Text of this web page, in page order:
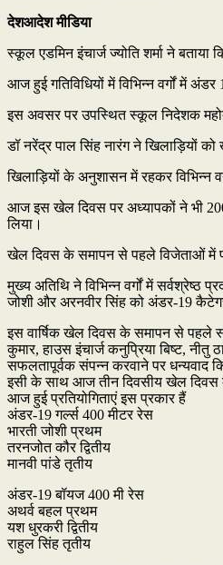
देशआदेश मीडिया
स्कूल एडमिन इंचार्ज ज्योति शर्मा ने
आज हुई गतिविधियों में विभिन्न वर्गों में
इस अवसर पर उपस्थित स्कूल निदेशक
डॉ नरेंद्र पाल सिंह नारंग ने खिलाड़ियों
खिलाड़ियों के अनुशासन में रहकर विभिन्न
आज इस खेल दिवस पर अध्यापकों ने भी
लिया।
खेल दिवस के समापन से पहले विजेताओं में
मुख्य अतिथि ने विभिन्न वर्गों में
जोशी और अरनवीर सिंह को अंडर-19
इस वार्षिक खेल दिवस के समापन से पहले
कुमार, हाउस इंचार्ज कनुप्रिया बिष्ट,
सफलतापूर्वक संपन्न करवाने पर धन्यवाद
इसी के साथ आज तीन दिवसीय खेल दिवस
आज हुई प्रतियोगिताएं इस प्रकार हैं
अंडर-19 गर्ल्स 400 मीटर रेस
भारती जोशी प्रथम
तरनजोत कौर द्वितीय
मानवी पांडे तृतीय
अंडर-19 बॉयज 400 मी रेस
अथर्व बहल प्रथम
यश धुरकरी द्वितीय
राहुल सिंह तृतीय